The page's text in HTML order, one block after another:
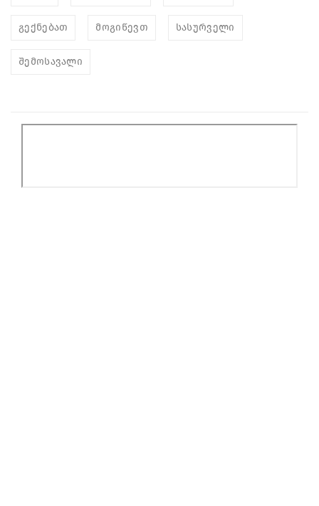
გექნებათ მოგიწევთ სასურველი
შემოსავალი